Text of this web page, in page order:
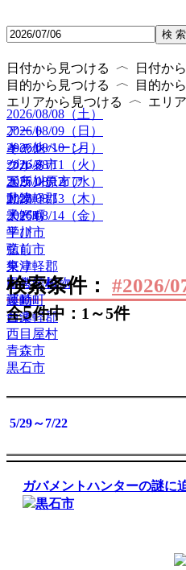
検 索
日付から見つける 〈 日付か
2026/08/08（土）
2026/08/09（日）
2026/08/10（月）
2026/08/11（火）
2026/08/12（水）
2026/08/13（木）
2026/08/14（金）
目的から見つける 〈 目的か
アート
キャンペーン
グルメ
ボランティア
動物
子ども
学び
癒し
祭り
自然・植物
運動
音楽
エリアから見つける 〈 エリ
その他
つがる市
五所川原市
北津軽郡
大鰐町
平川市
弘前市
東津軽郡
田舎館村
藤崎町
西津軽郡
西目屋村
青森市
黒石市
検索条件： #2026/
全5件中：1～5件
7/2～7/26
ガバメントハンターの謎に
黒石市
7/1～8/31
6/2～7/30
6/1～8/31
5/29～7/22